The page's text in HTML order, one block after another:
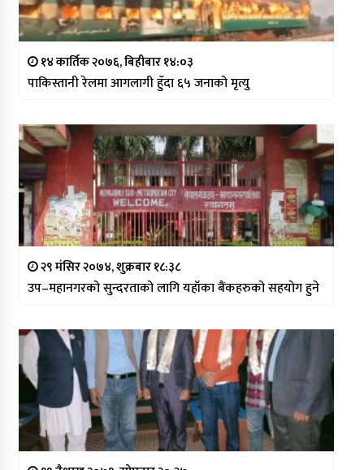
१४ कार्तिक २०७६, बिहीबार १४:०३
पाकिस्तानी रेलमा आगलागी हुँदा ६५ जनाको मृत्यु
२९ मंसिर २०७४, शुक्रबार १८:३८
उप–महानगरको सुन्दरताको लागि यहाँका बैंकहरुको सहयोग हुने